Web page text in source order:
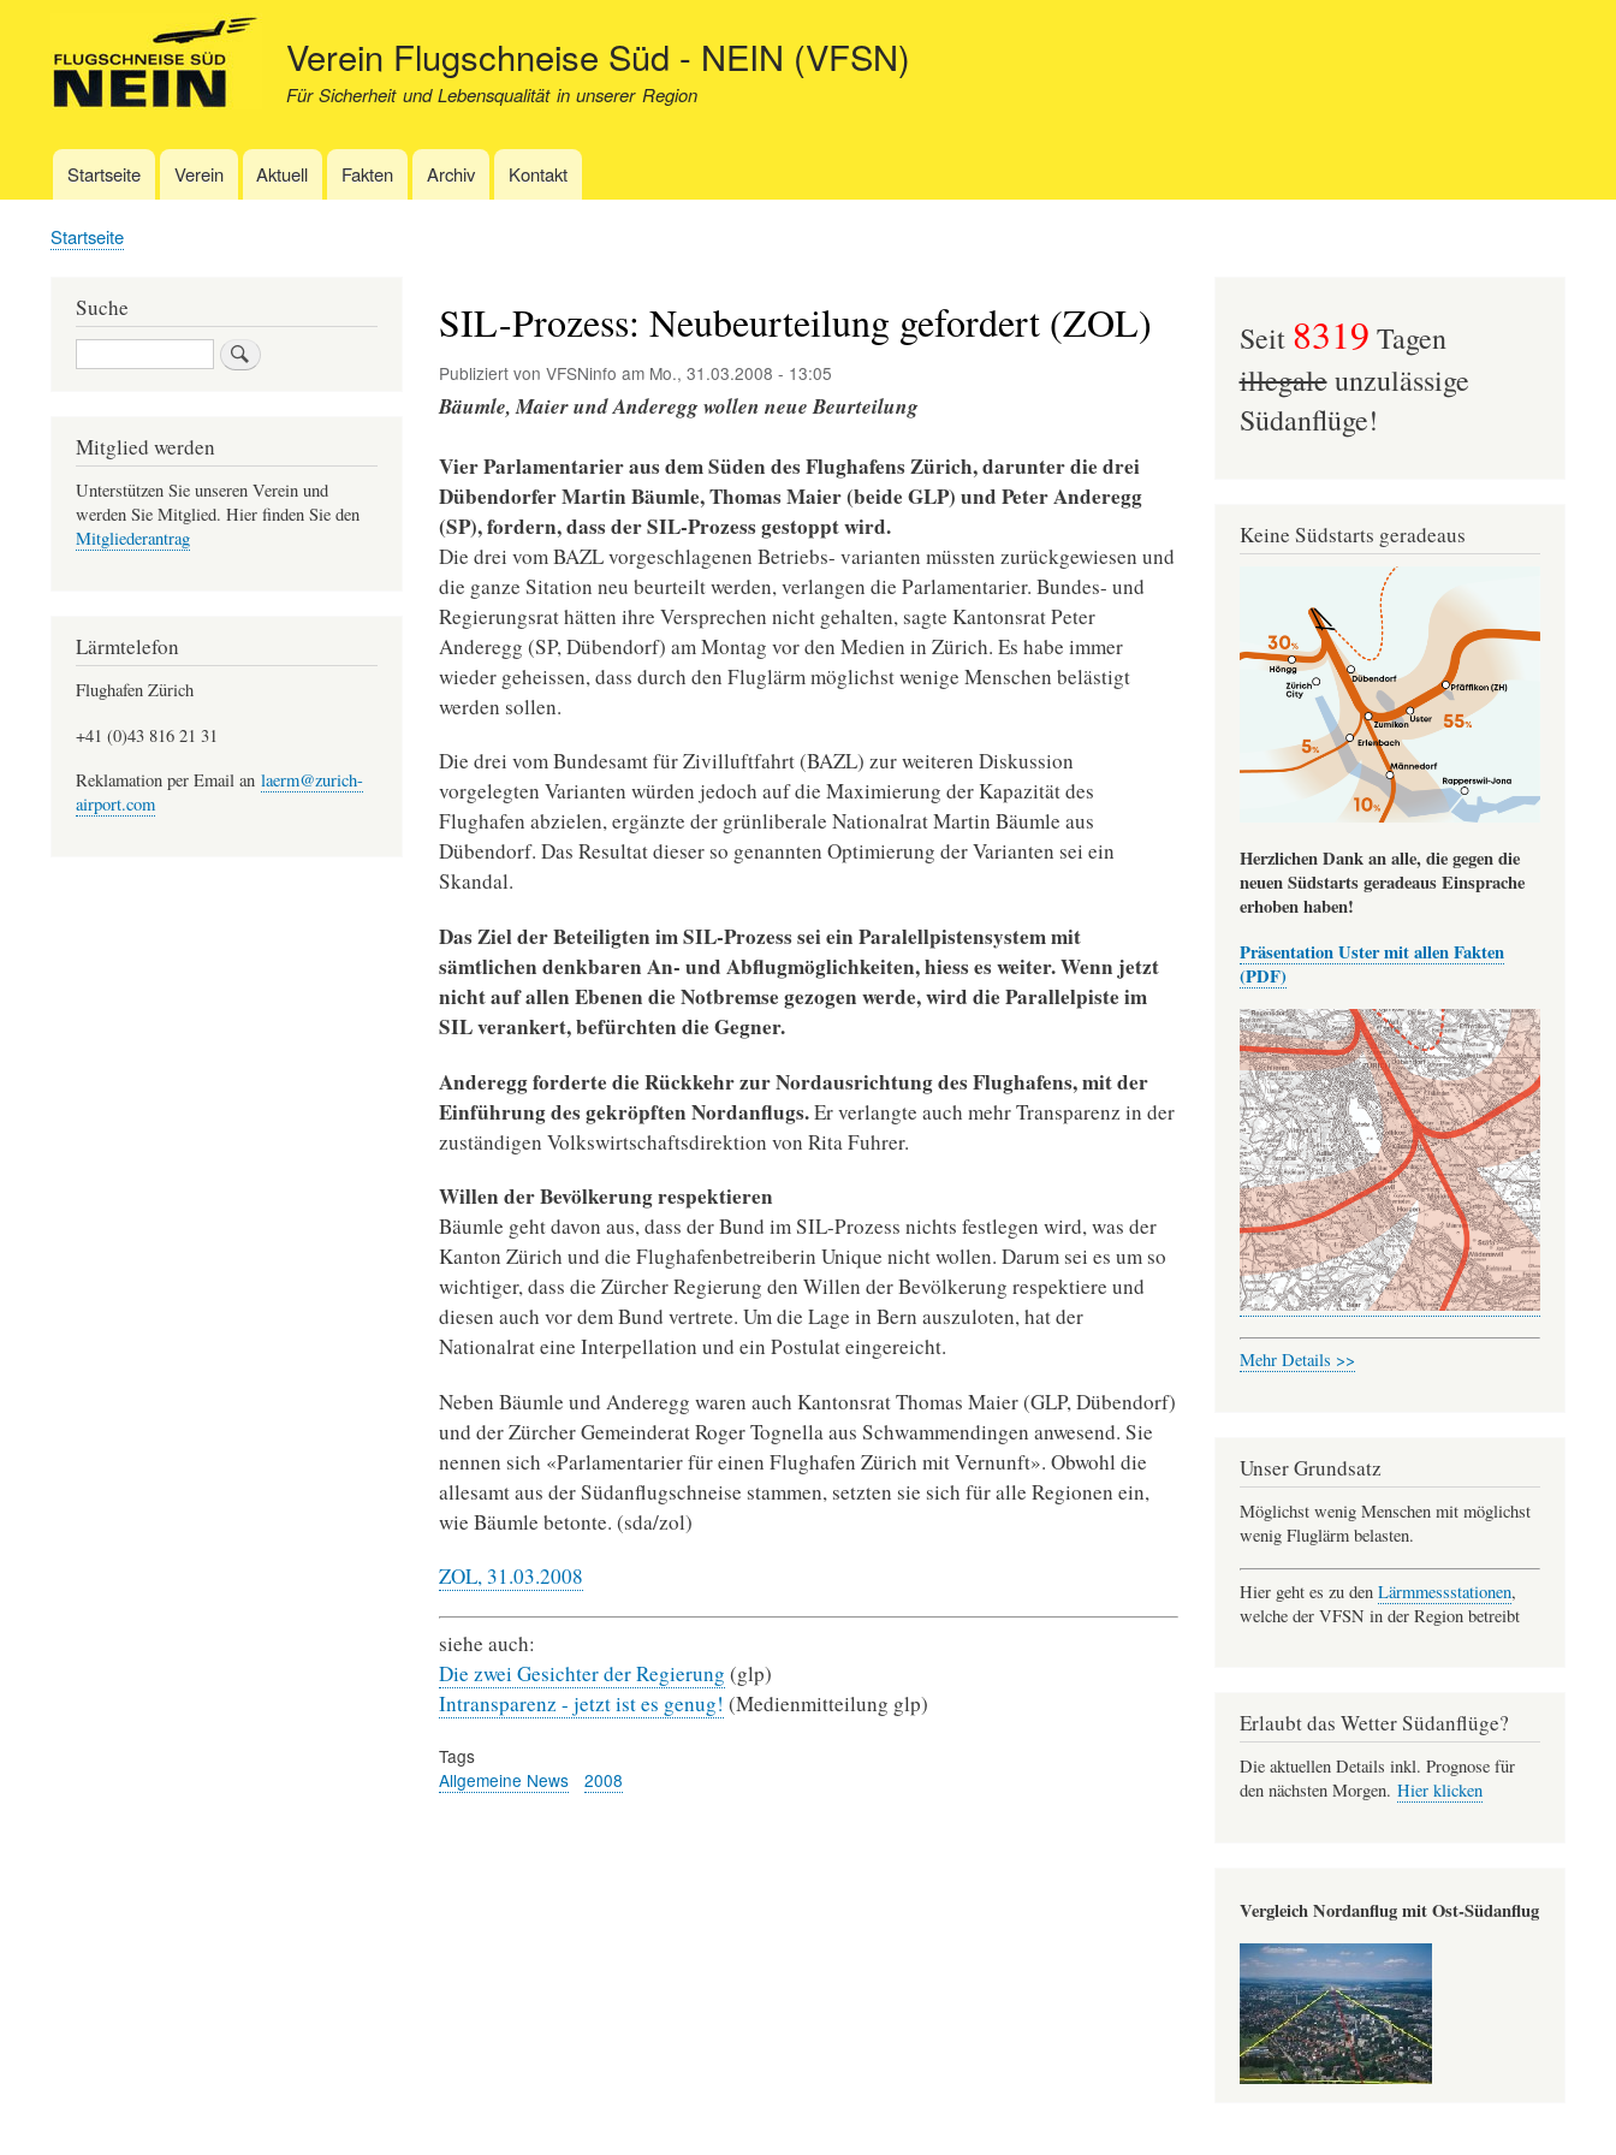
zum
Inhalt
Verein Flugschneise Süd - NEIN (VFSN)
Für Sicherheit und Lebensqualität in unserer Region
Hauptnavigation
Startseite Verein Aktuell Fakten Archiv Kontakt
Pfadnavigation
Startseite
SIL-Prozess: Neubeurteilung gefordert (ZOL)
Publiziert von VFSNinfo am Mo., 31.03.2008 - 13:05
Bäumle, Maier und Anderegg wollen neue Beurteilung
Vier Parlamentarier aus dem Süden des Flughafens Zürich, darunter die drei
Dübendorfer Martin Bäumle, Thomas Maier (beide GLP) und Peter Anderegg
(SP), fordern, dass der SIL-Prozess gestoppt wird.
Die drei vom BAZL vorgeschlagenen Betriebs- varianten müssten zurückgewiesen und
die ganze Sitation neu beurteilt werden, verlangen die Parlamentarier. Bundes- und
Regierungsrat hätten ihre Versprechen nicht gehalten, sagte Kantonsrat Peter
Anderegg (SP, Dübendorf) am Montag vor den Medien in Zürich. Es habe immer
wieder geheissen, dass durch den Fluglärm möglichst wenige Menschen belästigt
werden sollen.
Die drei vom Bundesamt für Zivilluftfahrt (BAZL) zur weiteren Diskussion
vorgelegten Varianten würden jedoch auf die Maximierung der Kapazität des
Flughafen abzielen, ergänzte der grünliberale Nationalrat Martin Bäumle aus
Dübendorf. Das Resultat dieser so genannten Optimierung der Varianten sei ein
Skandal.
Das Ziel der Beteiligten im SIL-Prozess sei ein Paralellpistensystem mit
sämtlichen denkbaren An- und Abflugmöglichkeiten, hiess es weiter. Wenn jetzt
nicht auf allen Ebenen die Notbremse gezogen werde, wird die Parallelpiste im
SIL verankert, befürchten die Gegner.
Anderegg forderte die Rückkehr zur Nordausrichtung des Flughafens, mit der
Einführung des gekröpften Nordanflugs.Er verlangte auch mehr Transparenz in der
zuständigen Volkswirtschaftsdirektion von Rita Fuhrer.
Willen der Bevölkerung respektieren
Bäumle geht davon aus, dass der Bund im SIL-Prozess nichts festlegen wird, was der
Kanton Zürich und die Flughafenbetreiberin Unique nicht wollen. Darum sei es um so
wichtiger, dass die Zürcher Regierung den Willen der Bevölkerung respektiere und
diesen auch vor dem Bund vertrete. Um die Lage in Bern auszuloten, hat der
Nationalrat eine Interpellation und ein Postulat eingereicht.
Neben Bäumle und Anderegg waren auch Kantonsrat Thomas Maier (GLP, Dübendorf)
und der Zürcher Gemeinderat Roger Tognella aus Schwammendingen anwesend. Sie
nennen sich «Parlamentarier für einen Flughafen Zürich mit Vernunft». Obwohl die
allesamt aus der Südanflugschneise stammen, setzten sie sich für alle Regionen ein,
wie Bäumle betonte. (sda/zol)
ZOL, 31.03.2008
siehe auch:
Die zwei Gesichter der Regierung (glp)
Intransparenz - jetzt ist es genug! (Medienmitteilung glp)
Tags
Allgemeine News
2008
Suche
Suche
Mitglied werden
Unterstützen Sie unseren Verein und
werden Sie Mitglied. Hier finden Sie den
Mitgliederantrag
Lärmtelefon
Flughafen Zürich
+41 (0)43 816 21 31
Reklamation per Email an laerm@zurich-
airport.com
Seit 8319 Tagen
illegaleunzulässige
Südanflüge!
Keine Südstarts geradeaus
Herzlichen Dank an alle, die gegen die
neuen Südstarts geradeaus Einsprache
erhoben haben!
Präsentation Uster mit allen Fakten
(PDF)
Mehr Details >>
Unser Grundsatz
Möglichst wenig Menschen mit möglichst
wenig Fluglärm belasten.
Hier geht es zu den Lärmmessstationen,
welche der VFSN in der Region betreibt
Erlaubt das Wetter Südanflüge?
Die aktuellen Details inkl. Prognose für
den nächsten Morgen. Hier klicken
Vergleich Nordanflug mit Ost-Südanflug